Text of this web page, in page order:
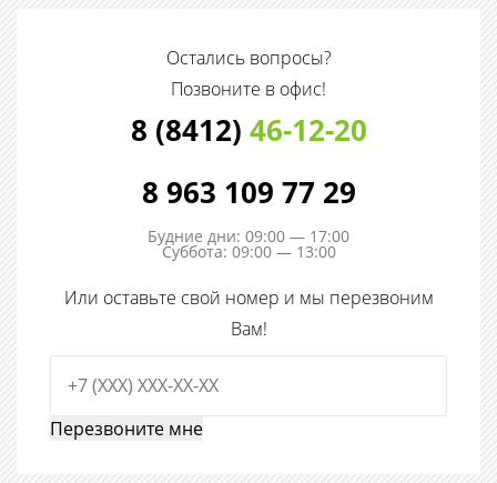
Остались вопросы?
Позвоните в офис!
8 (8412) 46-12-20
8 963 109 77 29
Будние дни: 09:00 — 17:00
Суббота: 09:00 — 13:00
Или оставьте свой номер и мы перезвоним
Вам!